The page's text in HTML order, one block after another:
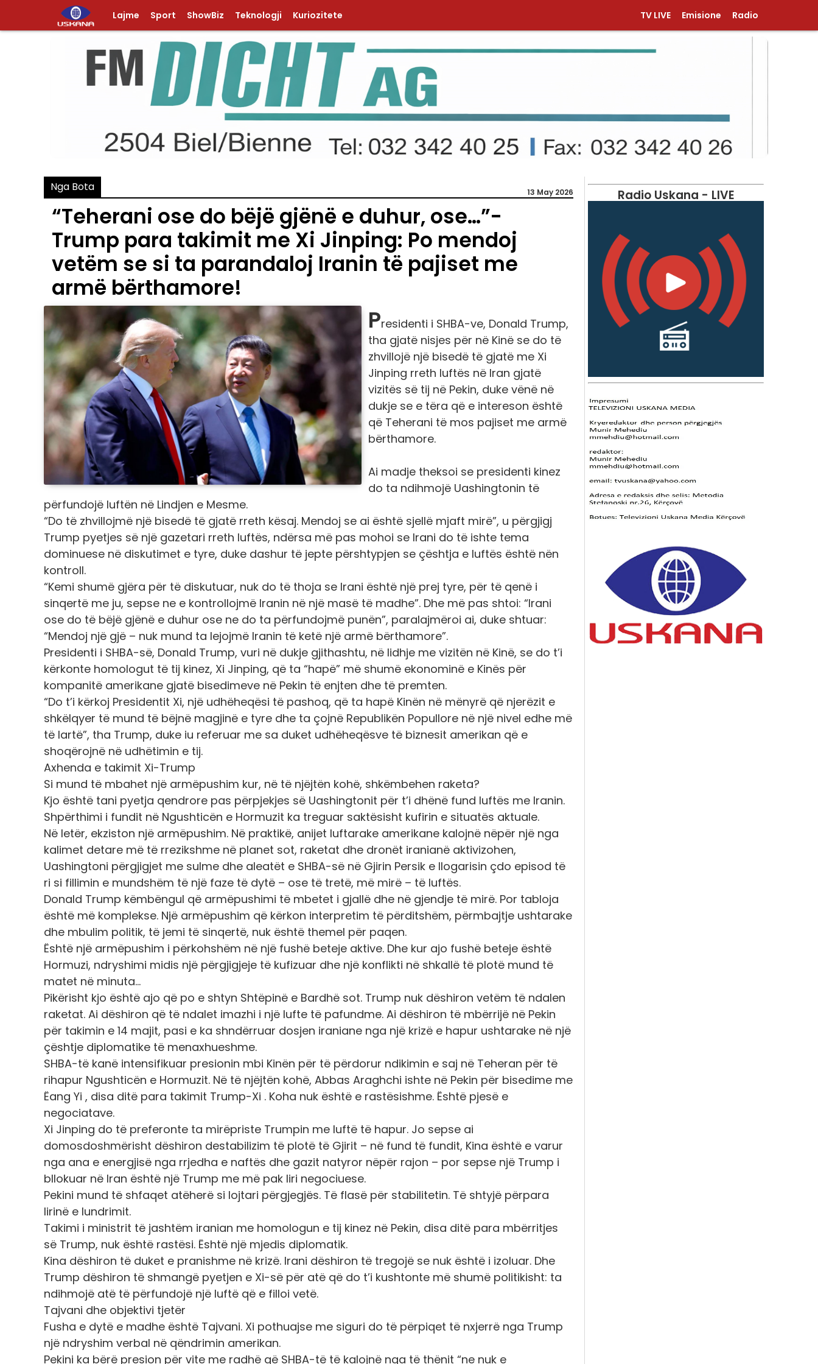
Lajme Sport ShowBiz Teknologji Kuriozitete TV LIVE Emisione Radio
Nga Bota 13 May 2026
“Teherani ose do bëjë gjënë e duhur, ose…”-
Trump para takimit me Xi Jinping: Po mendoj
vetëm se si ta parandaloj Iranin të pajiset me
armë bërthamore!
Presidenti i SHBA-ve, Donald Trump,
tha gjatë nisjes për në Kinë se do të
zhvillojë një bisedë të gjatë me Xi
Jinping rreth luftës në Iran gjatë
vizitës së tij në Pekin, duke vënë në
dukje se e tëra që e intereson është
që Teherani të mos pajiset me armë
bërthamore.
Ai madje theksoi se presidenti kinez
do ta ndihmojë Uashingtonin të
përfundojë luftën në Lindjen e Mesme.
“Do të zhvillojmë një bisedë të gjatë rreth kësaj. Mendoj se ai është sjellë mjaft mirë”, u përgjigj
Trump pyetjes së një gazetari rreth luftës, ndërsa më pas mohoi se Irani do të ishte tema
dominuese në diskutimet e tyre, duke dashur të jepte përshtypjen se çështja e luftës është nën
kontroll.
“Kemi shumë gjëra për të diskutuar, nuk do të thoja se Irani është një prej tyre, për të qenë i
sinqertë me ju, sepse ne e kontrollojmë Iranin në një masë të madhe”. Dhe më pas shtoi: “Irani
ose do të bëjë gjënë e duhur ose ne do ta përfundojmë punën”, paralajmëroi ai, duke shtuar:
“Mendoj një gjë – nuk mund ta lejojmë Iranin të ketë një armë bërthamore”.
Presidenti i SHBA-së, Donald Trump, vuri në dukje gjithashtu, në lidhje me vizitën në Kinë, se do t’i
kërkonte homologut të tij kinez, Xi Jinping, që ta “hapë” më shumë ekonominë e Kinës për
kompanitë amerikane gjatë bisedimeve në Pekin të enjten dhe të premten.
“Do t’i kërkoj Presidentit Xi, një udhëheqësi të pashoq, që ta hapë Kinën në mënyrë që njerëzit e
shkëlqyer të mund të bëjnë magjinë e tyre dhe ta çojnë Republikën Popullore në një nivel edhe më
të lartë”, tha Trump, duke iu referuar me sa duket udhëheqësve të biznesit amerikan që e
shoqërojnë në udhëtimin e tij.
Axhenda e takimit Xi-Trump
Si mund të mbahet një armëpushim kur, në të njëjtën kohë, shkëmbehen raketa?
Kjo është tani pyetja qendrore pas përpjekjes së Uashingtonit për t’i dhënë fund luftës me Iranin.
Shpërthimi i fundit në Ngushticën e Hormuzit ka treguar saktësisht kufirin e situatës aktuale.
Në letër, ekziston një armëpushim. Në praktikë, anijet luftarake amerikane kalojnë nëpër një nga
kalimet detare më të rrezikshme në planet sot, raketat dhe dronët iranianë aktivizohen,
Uashingtoni përgjigjet me sulme dhe aleatët e SHBA-së në Gjirin Persik e llogarisin çdo episod të
ri si fillimin e mundshëm të një faze të dytë – ose të tretë, më mirë – të luftës.
Donald Trump këmbëngul që armëpushimi të mbetet i gjallë dhe në gjendje të mirë. Por tabloja
është më komplekse. Një armëpushim që kërkon interpretim të përditshëm, përmbajtje ushtarake
dhe mbulim politik, të jemi të sinqertë, nuk është themel për paqen.
Është një armëpushim i përkohshëm në një fushë beteje aktive. Dhe kur ajo fushë beteje është
Hormuzi, ndryshimi midis një përgjigjeje të kufizuar dhe një konflikti në shkallë të plotë mund të
matet në minuta…
Pikërisht kjo është ajo që po e shtyn Shtëpinë e Bardhë sot. Trump nuk dëshiron vetëm të ndalen
raketat. Ai dëshiron që të ndalet imazhi i një lufte të pafundme. Ai dëshiron të mbërrijë në Pekin
për takimin e 14 majit, pasi e ka shndërruar dosjen iraniane nga një krizë e hapur ushtarake në një
çështje diplomatike të menaxhueshme.
SHBA-të kanë intensifikuar presionin mbi Kinën për të përdorur ndikimin e saj në Teheran për të
rihapur Ngushticën e Hormuzit. Në të njëjtën kohë, Abbas Araghchi ishte në Pekin për bisedime me
Ëang Yi , disa ditë para takimit Trump-Xi . Koha nuk është e rastësishme. Është pjesë e
negociatave.
Xi Jinping do të preferonte ta mirëpriste Trumpin me luftë të hapur. Jo sepse ai
domosdoshmërisht dëshiron destabilizim të plotë të Gjirit – në fund të fundit, Kina është e varur
nga ana e energjisë nga rrjedha e naftës dhe gazit natyror nëpër rajon – por sepse një Trump i
bllokuar në Iran është një Trump me më pak liri negociuese.
Pekini mund të shfaqet atëherë si lojtari përgjegjës. Të flasë për stabilitetin. Të shtyjë përpara
lirinë e lundrimit.
Takimi i ministrit të jashtëm iranian me homologun e tij kinez në Pekin, disa ditë para mbërritjes
së Trump, nuk është rastësi. Është një mjedis diplomatik.
Kina dëshiron të duket e pranishme në krizë. Irani dëshiron të tregojë se nuk është i izoluar. Dhe
Trump dëshiron të shmangë pyetjen e Xi-së për atë që do t’i kushtonte më shumë politikisht: ta
ndihmojë atë të përfundojë një luftë që e filloi vetë.
Tajvani dhe objektivi tjetër
Fusha e dytë e madhe është Tajvani. Xi pothuajse me siguri do të përpiqet të nxjerrë nga Trump
një ndryshim verbal në qëndrimin amerikan.
Pekini ka bërë presion për vite me radhë që SHBA-të të kalojnë nga të thënit “ne nuk e
Radio Uskana - LIVE